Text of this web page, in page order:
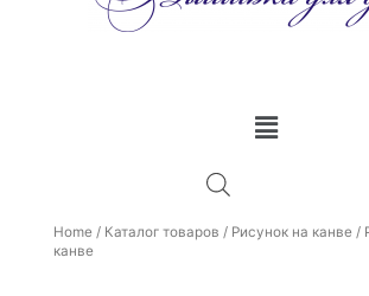
Home / Каталог товаров / Рисунок на канве /
канве